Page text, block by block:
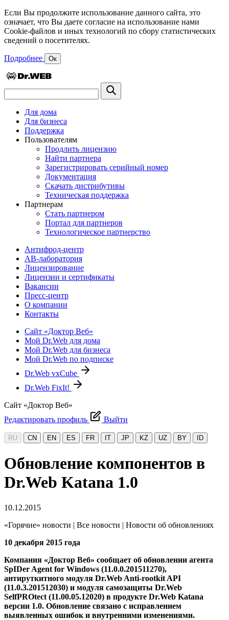
Если Вы продолжите использование данного сайта, это
означает, что Вы даете согласие на использование нами
Cookie-файлов и иных технологий по сбору статистических
сведений о посетителях.
Подробнее Ок
Для дома
Для бизнеса
Поддержка
Пользователям
Продлить лицензию
Найти партнера
Зарегистрировать серийный номер
Документация
Скачать дистрибутивы
Техническая поддержка
Партнерам
Стать партнером
Портал для партнеров
Технологическое партнерство
Антифрод-центр
АВ-лаборатория
Лицензирование
Лицензии и сертификаты
Вакансии
Пресс-центр
О компании
Контакты
Сайт «Доктор Веб»
Мой Dr.Web для дома
Мой Dr.Web для бизнеса
Мой Dr.Web по подписке
Dr.Web vxCube
Dr.Web FixIt!
Сайт «Доктор Веб»
Редактировать профиль
Выйти
RU CN EN ES FR IT JP KZ UZ BY ID
Обновление компонентов в
Dr.Web Katana 1.0
10.12.2015
«Горячие» новости | Все новости | Новости об обновлениях
10 декабря 2015 года
Компания «Доктор Веб» сообщает об обновлении агента
SpIDer Agent for Windows (11.0.0.201511270),
антируткитного модуля Dr.Web Anti-rootkit API
(11.0.3.201512030) и модуля самозащиты Dr.Web
SelfPROtect (11.00.05.12020) в продукте Dr.Web Katana
версии 1.0. Обновление связано с исправлением
выявленных ошибок и внутренними изменениями.